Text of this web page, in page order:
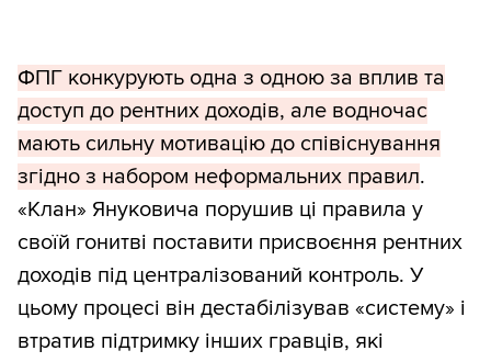
ФПГ конкурують одна з одною за вплив та
доступ до рентних доходів, але водночас
мають сильну мотивацію до співіснування
згідно з набором неформальних правил.
«Клан» Януковича порушив ці правила у
своїй гонитві поставити присвоєння рентних
доходів під централізований контроль. У
цьому процесі він дестабілізував «систему» і
втратив підтримку інших гравців, які